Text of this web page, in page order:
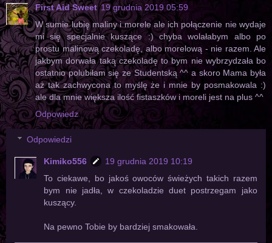
First Aid Sweet 19 grudnia 2019 05:59
W sumie lubię maliny i morele ale ich połączenie nie wydaje
mi się specjalnie kuszące :) chyba wolałabym albo po
prostu malinową czekoladę, albo morelową - nie razem. Ale
jakbym dorwała taką czekoladę to bym nie wybrzydzała bo
ostatnio polubiłam się ze Studentską ^^ a skoro Mama była
aż tak zachwycona to myślę że i mnie by posmakowala :)
ale dla mnie większa ilość fistaszków i moreli jest na plus ^^
Odpowiedz
Odpowiedzi
Kimiko556
19 grudnia 2019 10:19
To ciekawe, bo jakoś owoców świeżych takich razem
bym nie jadła, w czekoladzie duet postrzegam jako
kuszący.
Na pewno Tobie by bardziej smakowała.